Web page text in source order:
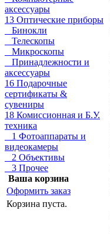
аксессуары
13 Оптические приборы
Бинокли
Телескопы
Микроскопы
Принадлежности и
аксессуары
16 Подарочные
сертификаты &
сувениры
18 Комиссионная и Б.У.
техника
1 Фотоаппараты и
видеокамеры
2 Объективы
3 Прочее
Ваша корзина
Оформить заказ
Корзина пуста.